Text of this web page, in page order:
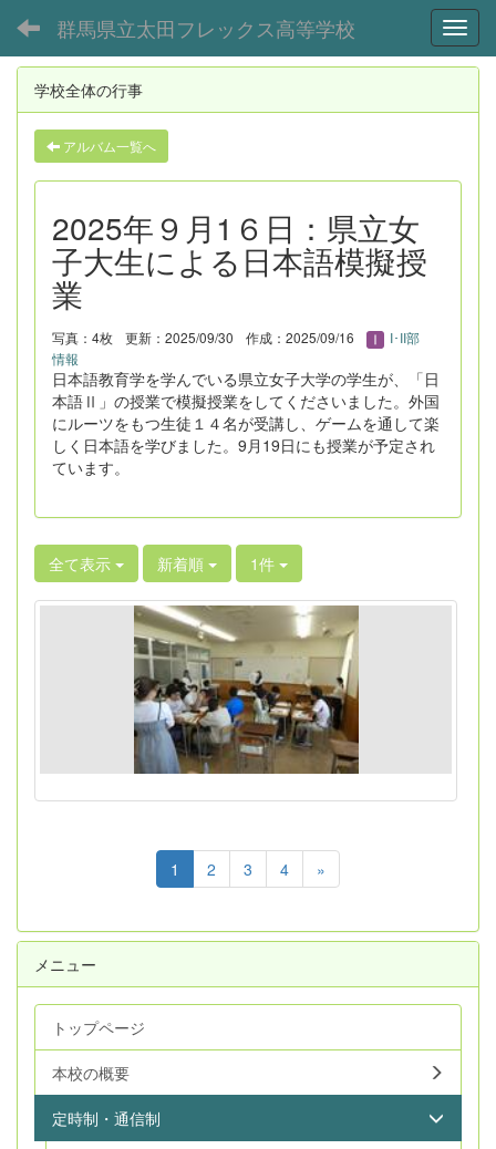
群馬県立太田フレックス高等学校
学校全体の行事
アルバム一覧へ
2025年９月1６日：県立女
子大生による日本語模擬授
業
写真：4枚 更新：2025/09/30 作成：2025/09/16
I･II部
情報
日本語教育学を学んでいる県立女子大学の学生が、「日
本語Ⅱ」の授業で模擬授業をしてくださいました。外国
にルーツをもつ生徒１４名が受講し、ゲームを通して楽
しく日本語を学びました。9月19日にも授業が予定され
ています。
全て表示 新着順 1件
1 2 3 4 »
メニュー
トップページ
本校の概要
定時制・通信制